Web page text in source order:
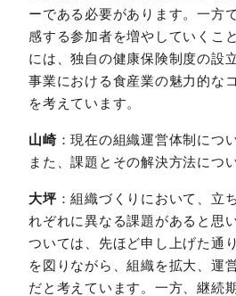
ーである必要があります。一方
感する参加者を増やしていくこ
には、独自の健康保険制度の設
事業における食産業の魅力的な
を考えています。
山崎：現在の組織運営体制につ
また、課題とその解決方法につ
大坪 ：組織づくりにおいて、立
れぞれに異なる課題があると思
ついては、先ほど申し上げた通
を図りながら、組織を拡大、運
だと考えています。一方、継続